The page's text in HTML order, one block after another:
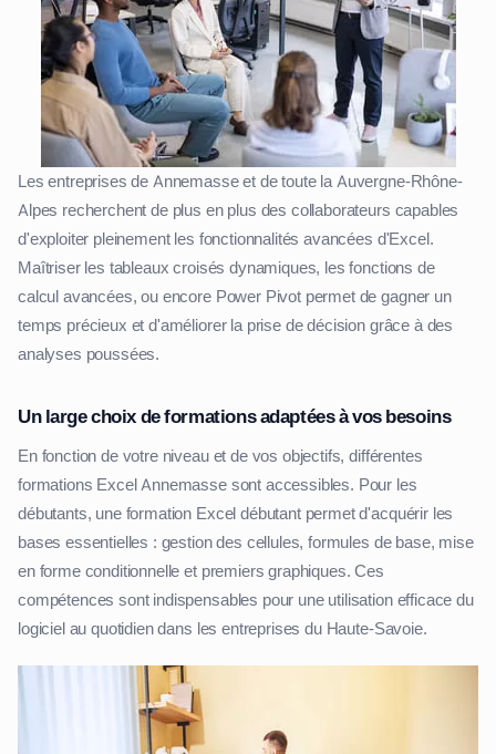
Les entreprises de Annemasse et de toute la Auvergne-Rhône-
Alpes recherchent de plus en plus des collaborateurs capables
d'exploiter pleinement les fonctionnalités avancées d'Excel.
Maîtriser les tableaux croisés dynamiques, les fonctions de
calcul avancées, ou encore Power Pivot permet de gagner un
temps précieux et d'améliorer la prise de décision grâce à des
analyses poussées.
Un large choix de formations adaptées à vos besoins
En fonction de votre niveau et de vos objectifs, différentes
formations Excel Annemasse sont accessibles. Pour les
débutants, une formation Excel débutant permet d'acquérir les
bases essentielles : gestion des cellules, formules de base, mise
en forme conditionnelle et premiers graphiques. Ces
compétences sont indispensables pour une utilisation efficace du
logiciel au quotidien dans les entreprises du Haute-Savoie.